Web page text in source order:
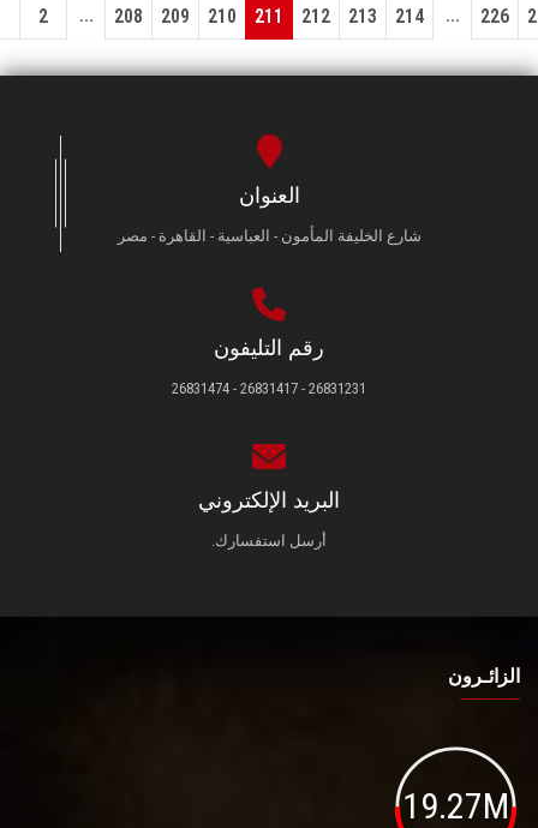
2 ... 208 209 210 211 212 213 214 ... 226
العنوان
شارع الخليفة المأمون - العباسية - القاهرة - مصر
رقم التليفون
26831231 - 26831417 - 26831474
البريد الإلكتروني
أرسل استفسارك.
الزائـرون
19.27M